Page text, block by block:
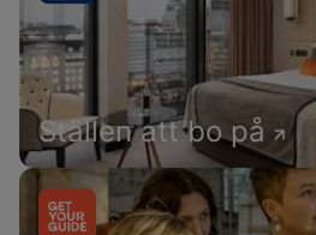
Ställen att bo på